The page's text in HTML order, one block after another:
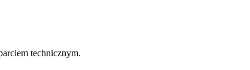
technicznym.